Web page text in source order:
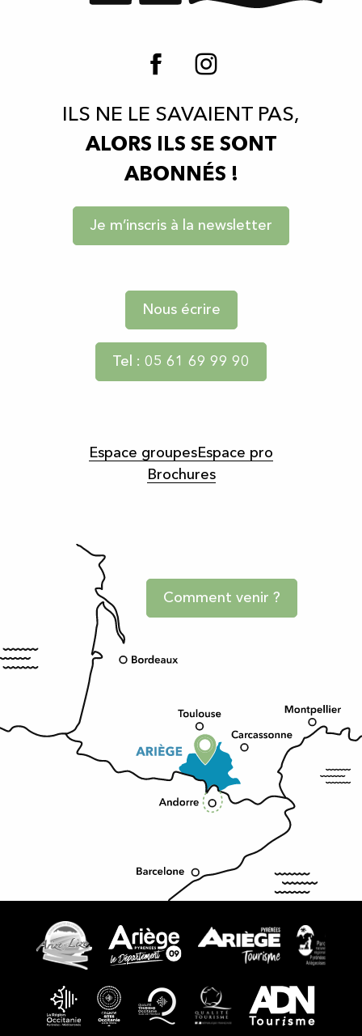
ILS NE LE SAVAIENT PAS,
ALORS ILS SE SONT
ABONNÉS !
Je m’inscris à la newsletter
Nous écrire
Tel : 05 61 69 99 90
Espace groupesEspace pro
Brochures
Comment venir ?